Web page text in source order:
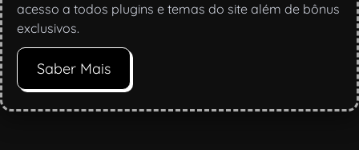
acesso a todos plugins e temas do site além de bônus
exclusivos.
Saber Mais